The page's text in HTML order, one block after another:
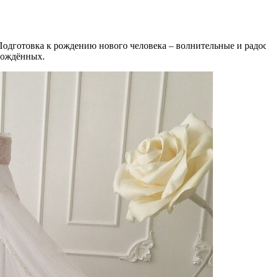
к рождению нового человека – волнительные и